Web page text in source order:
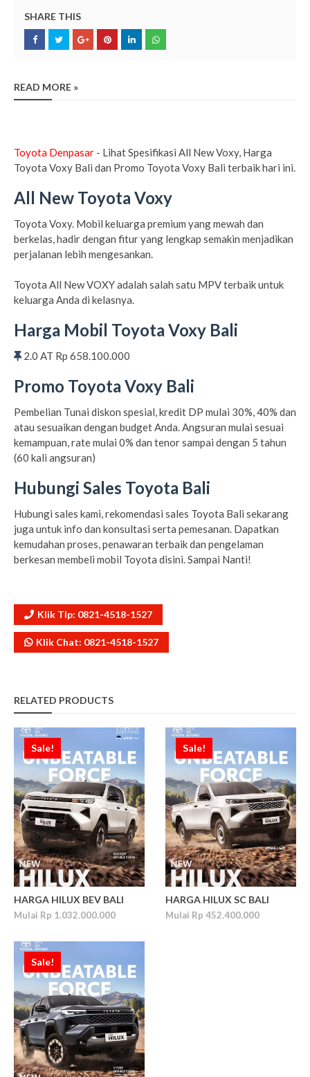
SHARE THIS
READ MORE »
Toyota Denpasar - Lihat Spesifikasi All New Voxy, Harga
Toyota Voxy Bali dan Promo Toyota Voxy Bali terbaik hari ini.
All New Toyota Voxy
Toyota Voxy. Mobil keluarga premium yang mewah dan
berkelas, hadir dengan fitur yang lengkap semakin menjadikan
perjalanan lebih mengesankan.
Toyota All New VOXY adalah salah satu MPV terbaik untuk
keluarga Anda di kelasnya.
Harga Mobil Toyota Voxy Bali
2.0 AT Rp 658.100.000
Promo Toyota Voxy Bali
Pembelian Tunai diskon spesial, kredit DP mulai 30%, 40% dan
atau sesuaikan dengan budget Anda. Angsuran mulai sesuai
kemampuan, rate mulai 0% dan tenor sampai dengan 5 tahun
(60 kali angsuran)
Hubungi Sales Toyota Bali
Hubungi sales kami, rekomendasi sales Toyota Bali sekarang
juga untuk info dan konsultasi serta pemesanan. Dapatkan
kemudahan proses, penawaran terbaik dan pengelaman
berkesan membeli mobil Toyota disini. Sampai Nanti!
Klik Tlp: 0821-4518-1527
Klik Chat: 0821-4518-1527
RELATED PRODUCTS
Sale!
HARGA HILUX BEV BALI
Mulai Rp 1.032.000.000
Sale!
HARGA HILUX SC BALI
Mulai Rp 452.400.000
Sale!